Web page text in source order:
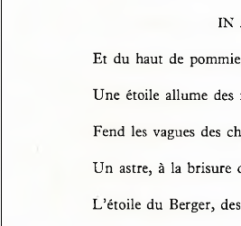
IN
Et  du  haut  de
Une  étoile  allume
Fend  les  vagues  des
Un  astre,  à  la
L ’étoile  du  Berger,